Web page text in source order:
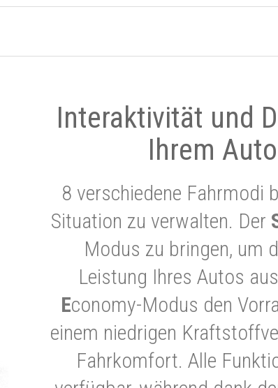
Interaktivität und
Ihrem Auto
8 verschiedene Fahrmodi
Situation zu verwalten. Der
Modus zu bringen, um
Leistung Ihres Autos
Economy-Modus den
einem niedrigen
Fahrkomfort. Alle